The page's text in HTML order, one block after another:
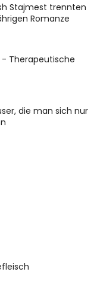
Stajmest trennten
Romanze
Therapeutische
die man sich nur